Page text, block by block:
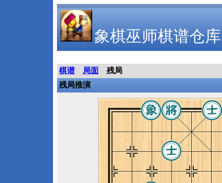
象棋巫师棋谱仓库
棋谱 局面
残局
残局推演